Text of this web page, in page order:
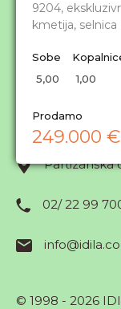
9204,
kmetija, selnica
Sobe
5,00
1,00
Prodamo
249.000 €
4.5- in večja
Zemljišča
Zemljišča
Kontakt
Partizanska
02/ 22 99
© 1998 - 2026